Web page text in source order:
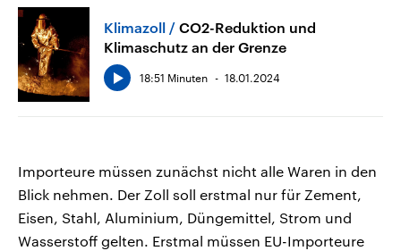
Klimazoll
CO2-Reduktion und
Klimaschutz an der Grenze
18:51 Minuten 18.01.2024
Importeure müssen zunächst nicht alle Waren in den
Blick nehmen. Der Zoll soll erstmal nur für Zement,
Eisen, Stahl, Aluminium, Düngemittel, Strom und
Wasserstoff gelten. Erstmal müssen EU-Importeure